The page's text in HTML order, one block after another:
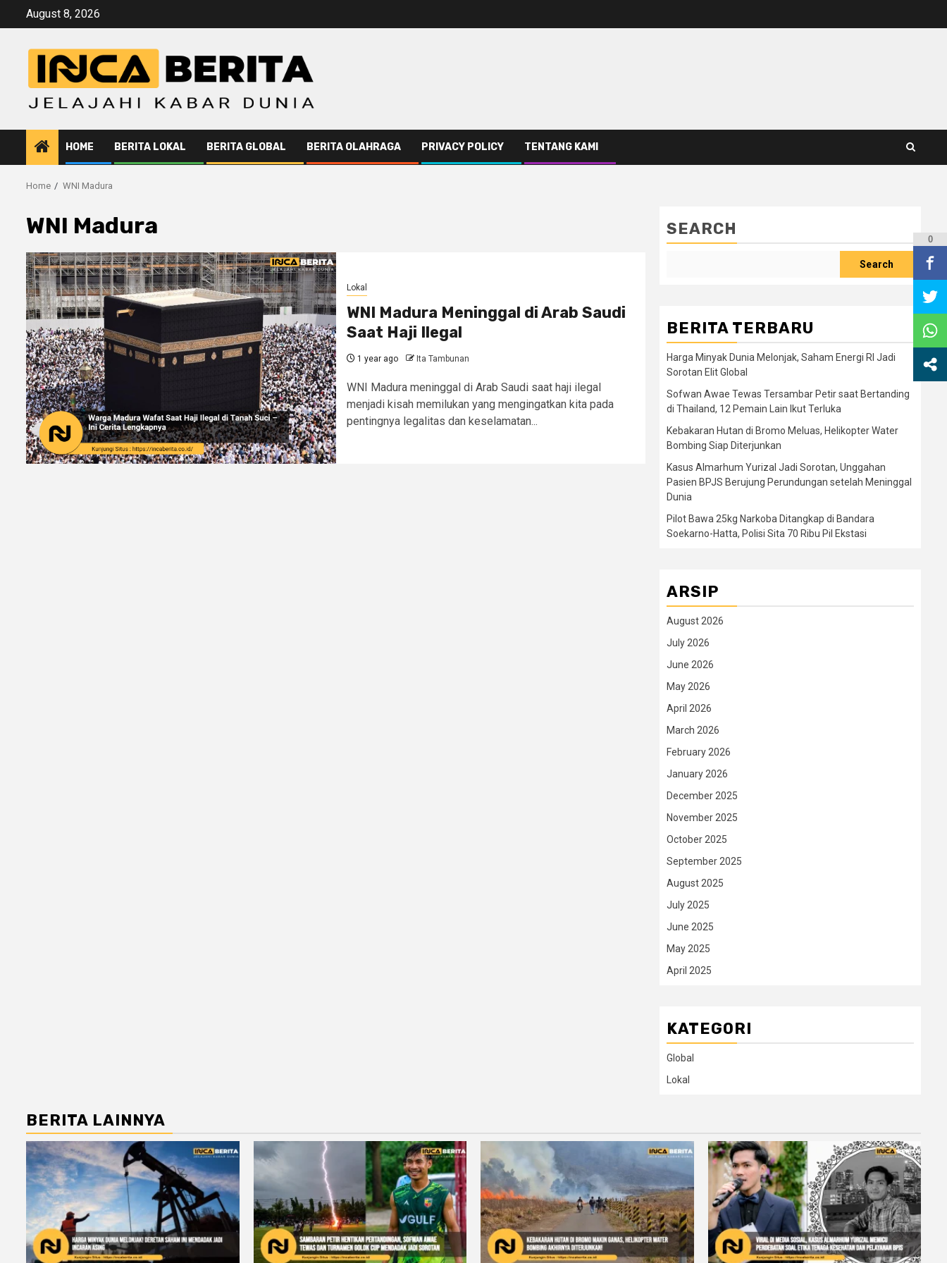
August 8, 2026
HOME BERITA LOKAL BERITA GLOBAL BERITA OLAHRAGA PRIVACY POLICY TENTANG KAMI
Home WNI Madura
WNI Madura
Lokal
WNI Madura Meninggal di Arab Saudi
Saat Haji Ilegal
1 year ago Ita Tambunan
WNI Madura meninggal di Arab Saudi saat haji ilegal
menjadi kisah memilukan yang mengingatkan kita pada
pentingnya legalitas dan keselamatan...
SEARCH
Search
BERITA TERBARU
Harga Minyak Dunia Melonjak, Saham Energi RI Jadi
Sorotan Elit Global
Sofwan Awae Tewas Tersambar Petir saat Bertanding
di Thailand, 12 Pemain Lain Ikut Terluka
Kebakaran Hutan di Bromo Meluas, Helikopter Water
Bombing Siap Diterjunkan
Kasus Almarhum Yurizal Jadi Sorotan, Unggahan
Pasien BPJS Berujung Perundungan setelah Meninggal
Dunia
Pilot Bawa 25kg Narkoba Ditangkap di Bandara
Soekarno-Hatta, Polisi Sita 70 Ribu Pil Ekstasi
ARSIP
August 2026
July 2026
June 2026
May 2026
April 2026
March 2026
February 2026
January 2026
December 2025
November 2025
October 2025
September 2025
August 2025
July 2025
June 2025
May 2025
April 2025
KATEGORI
Global
Lokal
BERITA LAINNYA
0